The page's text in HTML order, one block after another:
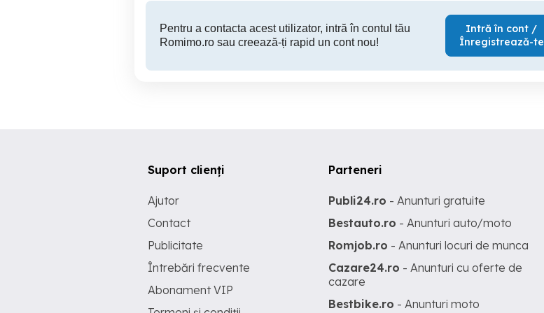
Pentru a contacta acest utilizator, intră în contul tău
Romimo.ro sau creează-ți rapid un cont nou!
Intră în cont /
Înregistrează-te
Suport clienți
Ajutor
Contact
Publicitate
Întrebări frecvente
Abonament VIP
Parteneri
Publi24.ro - Anunturi gratuite
Bestauto.ro - Anunturi auto/moto
Romjob.ro - Anunturi locuri de munca
Cazare24.ro - Anunturi cu oferte de
cazare
Bestbike.ro - Anunturi moto